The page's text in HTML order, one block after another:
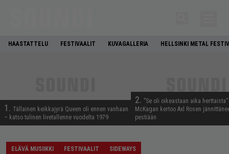
HAASTATTELU FESTIVAALIT KUVAGALLERIA HELLSINKI METAL
1. Tällainen keikkajyrä Queen oli ennen vanhaan
– katso tulinen livetallenne vuodelta 1979
2. ”Se oli oikeastaan aika
McKagan kertoo Axl Rosen
pestiään
ELÄVÄ MUSIIKKI FESTIVAALIT SIDEWAYS